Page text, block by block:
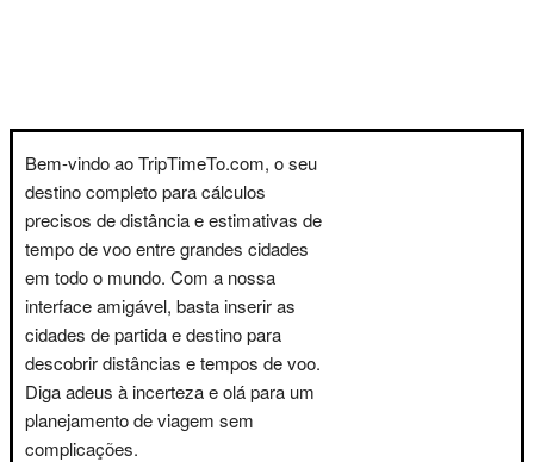
Bem-vindo ao TripTimeTo.com, o seu
destino completo para cálculos
precisos de distância e estimativas de
tempo de voo entre grandes cidades
em todo o mundo. Com a nossa
interface amigável, basta inserir as
cidades de partida e destino para
descobrir distâncias e tempos de voo.
Diga adeus à incerteza e olá para um
planejamento de viagem sem
complicações.